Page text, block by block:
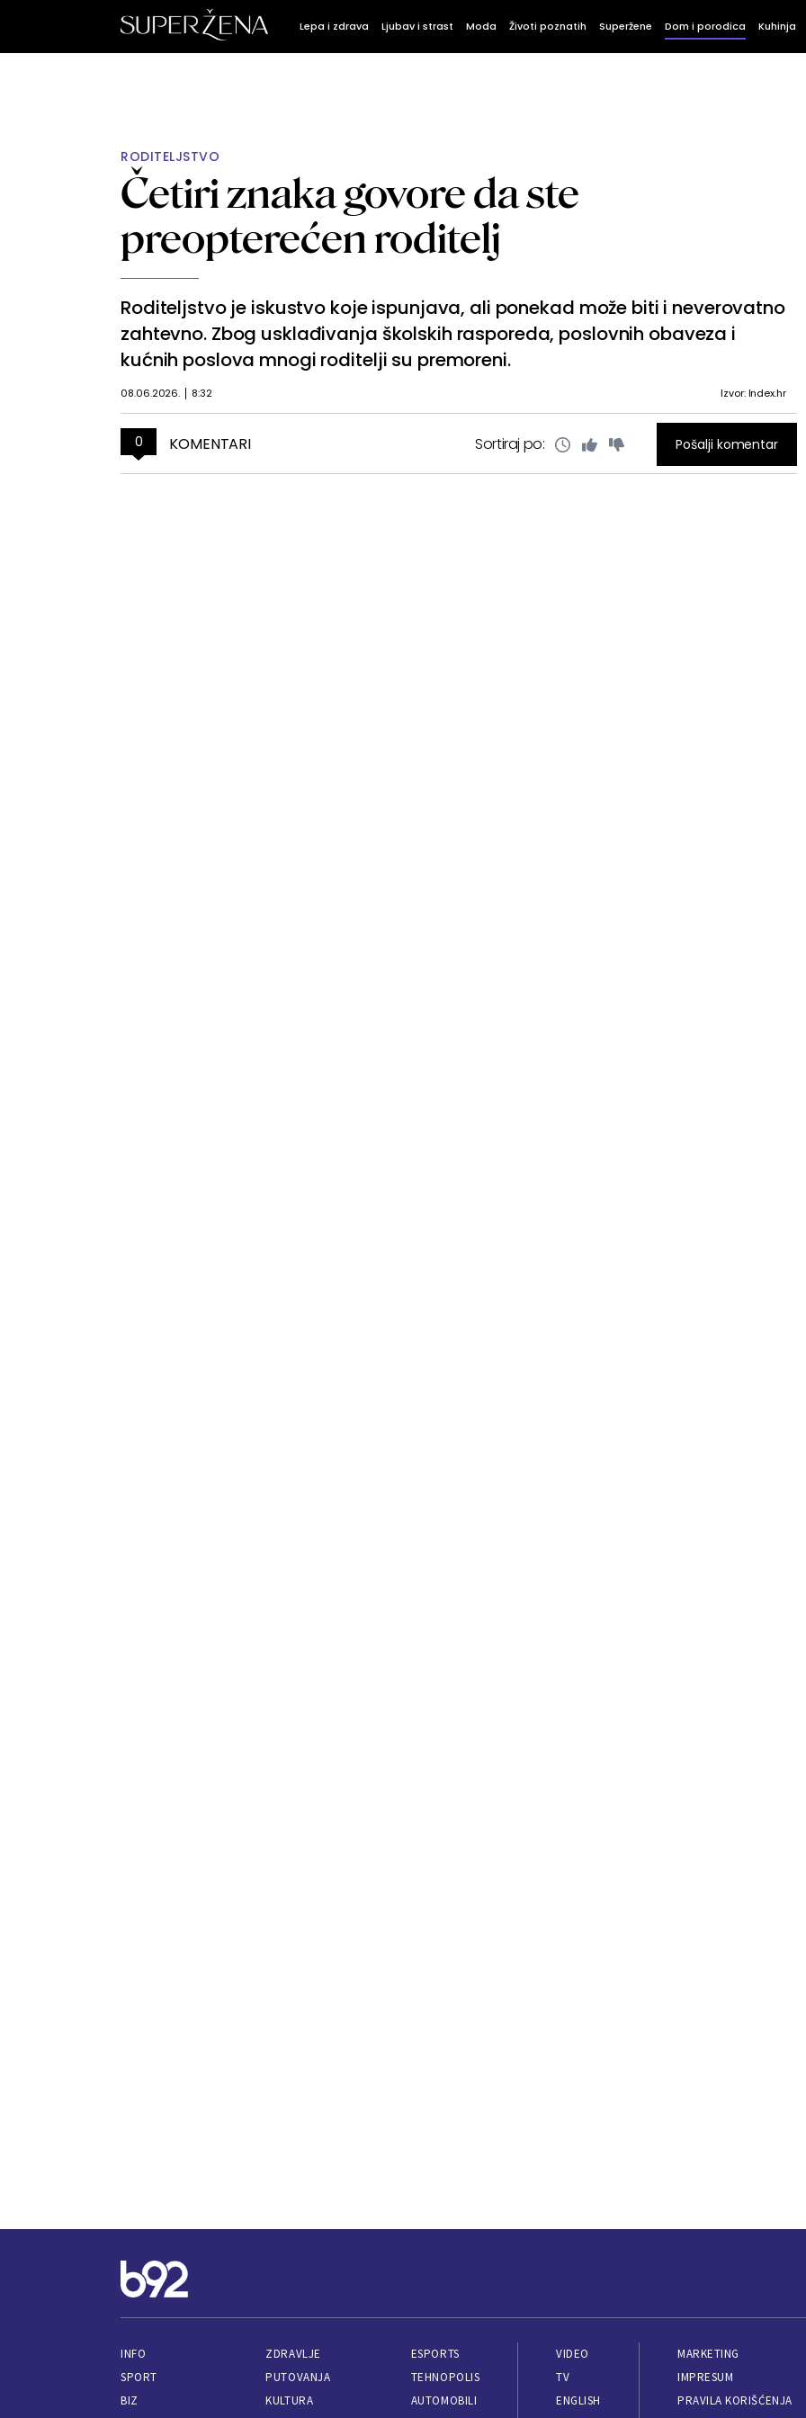
Lepa i zdrava Ljubav i strast Moda Životi poznatih Superžene Dom i porodica Kuhinja
RODITELJSTVO
Četiri znaka govore da ste
preopterećen roditelj
Roditeljstvo je iskustvo koje ispunjava, ali ponekad može biti i neverovatno
zahtevno. Zbog usklađivanja školskih rasporeda, poslovnih obaveza i
kućnih poslova mnogi roditelji su premoreni.
08.06.2026. 8:32 Izvor: Index.hr
0 KOMENTARI Sortiraj po: Pošalji komentar
INFO
SPORT
BIZ
ZDRAVLJE
PUTOVANJA
KULTURA
ESPORTS
TEHNOPOLIS
AUTOMOBILI
VIDEO
TV
ENGLISH
MARKETING
IMPRESUM
PRAVILA KORIŠĆENJA